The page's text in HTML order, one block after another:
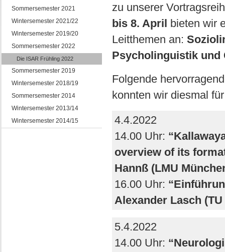
Sommersemester 2021
Wintersemester 2021/22
Wintersemester 2019/20
Sommersemester 2022
Die ISAR Frühling 2022
Sommersemester 2019
Wintersemester 2018/19
Sommersemester 2014
Wintersemester 2013/14
Wintersemester 2014/15
zu unserer
bis 8. April bieten wir
Leitthemen an:
Psycholinguistik
Folgende
konnten wir diesmal
4.4.2022
14.00 Uhr:
overview of its
Hannß (LMU
16.00 Uhr:
Alexander Lasch
5.4.2022
14.00 Uhr: